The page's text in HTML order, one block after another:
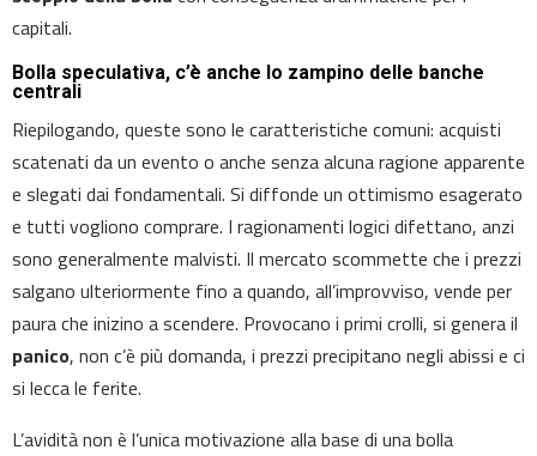
capitali.
Bolla speculativa, c’è anche lo zampino delle banche
centrali
Riepilogando, queste sono le caratteristiche comuni: acquisti
scatenati da un evento o anche senza alcuna ragione apparente
e slegati dai fondamentali. Si diffonde un ottimismo esagerato
e tutti vogliono comprare. I ragionamenti logici difettano, anzi
sono generalmente malvisti. Il mercato scommette che i prezzi
salgano ulteriormente fino a quando, all’improvviso, vende per
paura che inizino a scendere. Provocano i primi crolli, si genera il
panico, non c’è più domanda, i prezzi precipitano negli abissi e ci
si lecca le ferite.
L’avidità non è l’unica motivazione alla base di una bolla